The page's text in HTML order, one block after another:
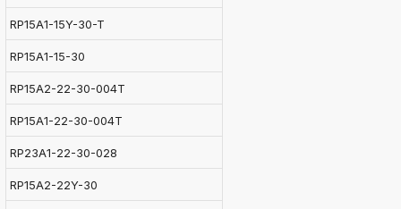
RP15A1-15Y-30-T
RP15A1-15-30
RP15A2-22-30-004T
RP15A1-22-30-004T
RP23A1-22-30-028
RP15A2-22Y-30